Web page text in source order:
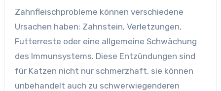
Zahnfleischprobleme können verschiedene
Ursachen haben: Zahnstein, Verletzungen,
Futterreste oder eine allgemeine Schwächung
des Immunsystems. Diese Entzündungen sind
für Katzen nicht nur schmerzhaft, sie können
unbehandelt auch zu schwerwiegenderen